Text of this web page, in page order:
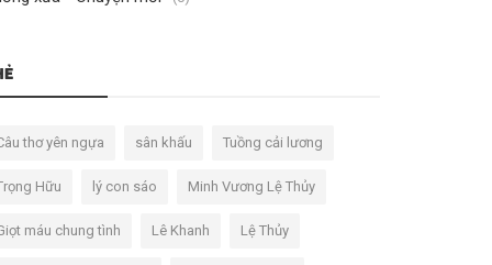
thơ yên ngựa sân khấu Tuồng cải lương
Hữu lý con sáo Minh Vương Lệ Thủy
máu chung tình Lê Khanh Lệ Thủy